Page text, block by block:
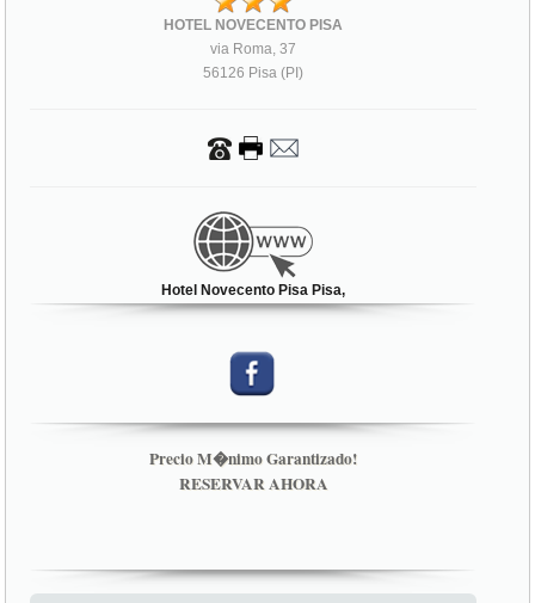
HOTEL NOVECENTO PISA
via Roma, 37
56126 Pisa (PI)
Hotel Novecento Pisa Pisa,
Precio M�nimo Garantizado!
RESERVAR AHORA